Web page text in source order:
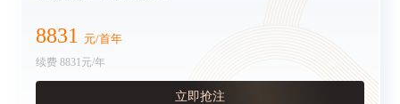
8831 元/首年
续费 8831元/年
立即抢注